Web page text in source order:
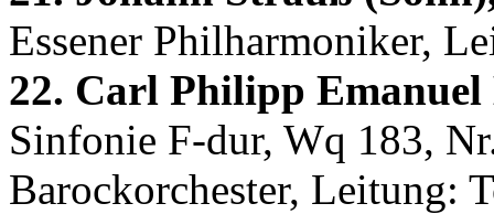
Essener Philharmoniker,
22. Carl Philipp Emanuel
Sinfonie F-dur, Wq 183,
Barockorchester, Leitung: